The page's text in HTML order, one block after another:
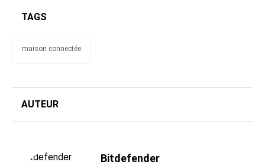
TAGS
maison connectée
AUTEUR
Bitdefender